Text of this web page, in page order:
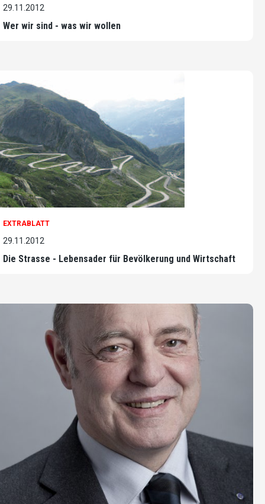
29.11.2012
Wer wir sind - was wir wollen
EXTRABLATT
29.11.2012
Die Strasse - Lebensader für Bevölkerung und Wirtschaft